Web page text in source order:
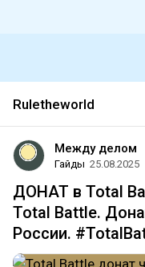
Ruletheworld
Между делом
Гайды 25.08.2025
ДОНАТ в Total
Total Battle.
России.